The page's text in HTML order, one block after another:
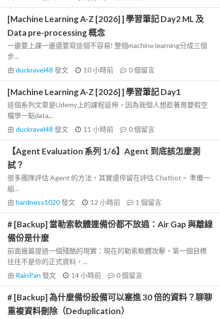
[Machine Learning A-Z [2026] ] 學習筆記 Day2 ML 及
Data pre-processing 概念
一邊要上課一邊還要寫這個不容易! 整個machine learning分成三個
步...
由 duckravel48 發文 10 小時前 0個留言
[Machine Learning A-Z [2026] ] 學習筆記 Day1
這個系列文章是Udemy上的課程延伸，因為我個人想趁著育嬰假空
檔學一點data...
由 duckravel48 發文 11 小時前 0個留言
【Agent Evaluation 系列 1/6】Agent 到底該怎麼測
試？
很多團隊評估 Agent 的方法，其實還停留在評估 Chatbot。 準備一
組...
由 hardness1020發文 12 小時前 1 個留言
# [Backup] 當勒索軟體連備份都不放過：Air Gap 與離線
備份是什麼
前面幾篇提過一個殘酷的現實：現在的勒索軟體攻擊，第一個目標
往往不是你的正式資料，...
由 RainPan 發文 14 小時前 0個留言
# [Backup] 為什麼備份設備可以塞進 30 倍的資料？聊聊
重複資料刪除（Deduplication）